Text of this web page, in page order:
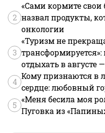
2
«Сами кормите свои
назвал продукты,
онкологии
3
«Туризм не
трансформируется»:
отдыхать в августе
4
Кому признаются в
сердце: любовный
5
«Меня бесила моя
Пуговка из